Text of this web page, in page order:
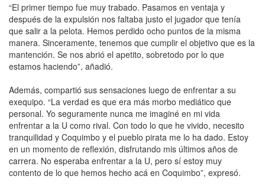
“El primer tiempo fue muy trabado. Pasamos en ventaja y
después de la expulsión nos faltaba justo el jugador que tenía
que salir a la pelota. Hemos perdido ocho puntos de la misma
manera. Sinceramente, tenemos que cumplir el objetivo que es la
mantención. Se nos abrió el apetito, sobretodo por lo que
estamos haciendo”, añadió.
Además, compartió sus sensaciones luego de enfrentar a su
exequipo. “La verdad es que era más morbo mediático que
personal. Yo seguramente nunca me imaginé en mi vida
enfrentar a la U como rival. Con todo lo que he vivido, necesito
tranquilidad y Coquimbo y el pueblo pirata me lo ha dado. Estoy
en un momento de reflexión, disfrutando mis últimos años de
carrera. No esperaba enfrentar a la U, pero sí estoy muy
contento de lo que hemos hecho acá en Coquimbo”, expresó.